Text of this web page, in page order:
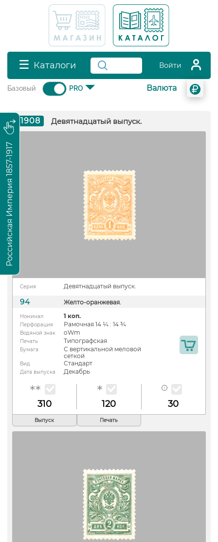
Каталоги Войти
Базовый PRO Валюта
1908 Девятнадцатый выпуск.
Серия Девятнадцатый выпуск.
94 Желто-оранжевая.
Номинал 1 коп.
Перфорация Рамочная 14 ¼ : 14 ¾
Водяной знак oWm
Печать Типографская
Бумага
С вертикальной меловой
сеткой
Вид Стандарт
Дата выпуска Декабрь
310 120 30
Выпуск Печать
Российская Империя 1857-1917